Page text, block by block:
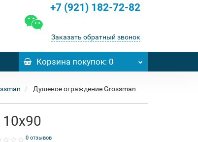
+7 (921) 182-72-82
Заказать обратный звонок
Корзинапокупок: 0
Душевое ограждение Grossman
0 отзывов